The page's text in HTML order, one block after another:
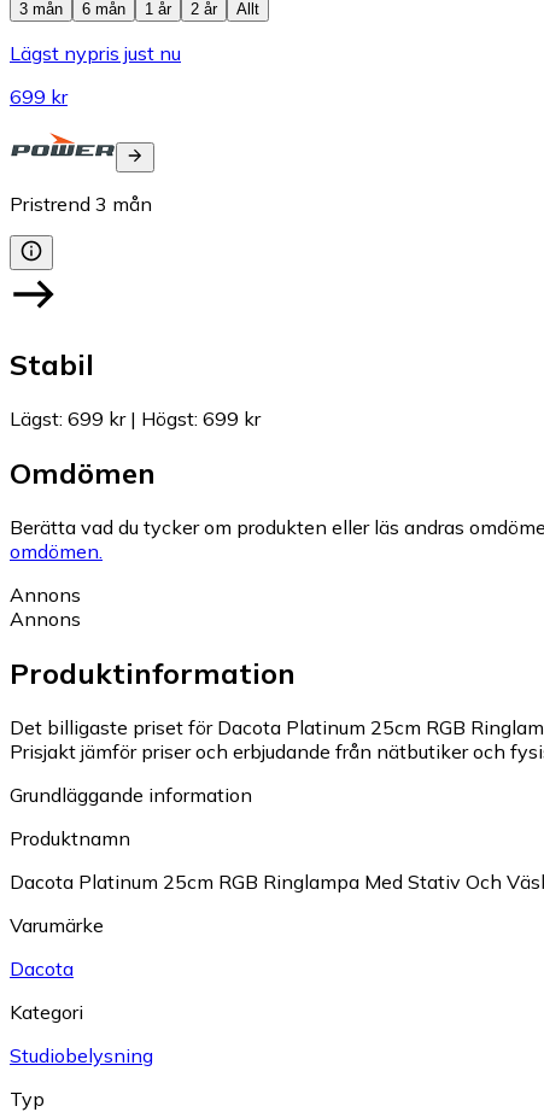
3 mån
6 mån 1 år 2 år Allt
Lägst nypris just nu
699 kr
Pristrend 3 mån
Stabil
Lägst: 699 kr| Högst: 699 kr
Omdömen
Berätta vad du tycker om produkten eller läs andras
omdömen.
Annons
Annons
Produktinformation
Det billigaste priset för Dacota Platinum 25cm RGB
Prisjakt jämför priser och erbjudande från nätbutiker och
Grundläggande information
Produktnamn
Dacota Platinum 25cm RGB Ringlampa Med Stativ Och
Varumärke
Dacota
Kategori
Studiobelysning
Typ